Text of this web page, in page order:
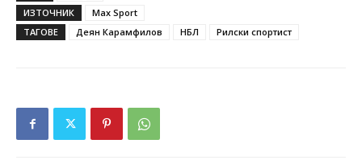
ИЗТОЧНИК
Max Sport
ТАГОВЕ
Деян Карамфилов НБЛ Рилски спортист